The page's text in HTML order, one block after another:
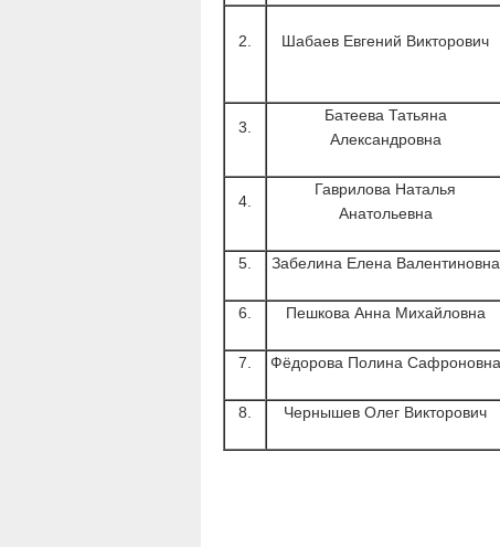
2. Шабаев Евгений Викторович
3.
Батеева Татьяна
Александровна
4.
Гаврилова Наталья
Анатольевна
5. Забелина Елена Валентиновна
6. Пешкова Анна Михайловна
7. Фёдорова Полина Сафроновна
8. Чернышев Олег Викторович